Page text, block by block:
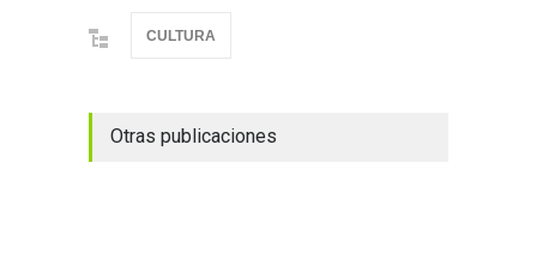
CULTURA
Otras publicaciones